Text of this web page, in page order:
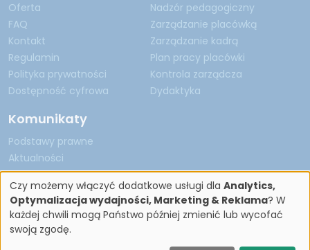
Oferta
FAQ
Kontakt
Regulamin
Polityka prywatności
Dostępność cyfrowa
Nadzór pedagogiczny
Zarządzanie placówką
Zarządzanie kadrą
Plan pracy placówki
Kontrola zarządcza
Dydaktyka
Komunikaty
Podstawy prawne
Aktualności
Copyright by Nadzór Pedagogiczny 2026
Czy możemy włączyć dodatkowe usługi dla Analytics,
Optymalizacja wydajności, Marketing & Reklama? W
każdej chwili mogą Państwo później zmienić lub wycofać
swoją zgodę.